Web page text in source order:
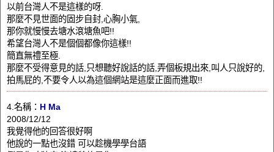
以前台灣人不是這樣的呀.
那麼不見世面的固步自封,心胸小氣,
那你就慢慢去塘水滾塘魚吧!!
希望台灣人不是個個都像你這樣!!
簡直無禮至極.
那麼不受得意見的話,只想聽好說話的話,弄個板規出來,叫人只說好的,
拍馬屁的,不要令人以為這個網站是這麼正面而進取!!
4.名稱： H Ma
2008/12/12
我覺得他的回答很好啊
他說的一點也沒錯 可以趁機學學台語